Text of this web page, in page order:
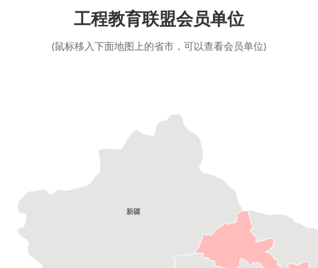
工程教育联盟会员单位
(鼠标移入下面地图上的省市，可以查看会员单位)
新疆